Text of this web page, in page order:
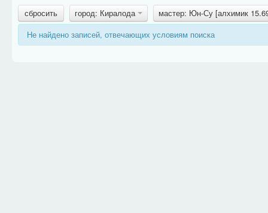
сбросить
город: Киралода
мастер: Юн-Су [алхимик
Не найдено записей, отвечающих условиям поиска